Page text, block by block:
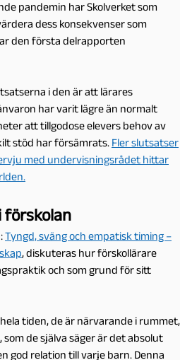
pandemin har Skolverket som
dess konsekvenser som
den första delrapporten
i den är att lärares
har varit lägre än normalt
att tillgodose elevers behov av
stöd har försämrats. Fler slutsatser
med undervisningsrådet hittar
förskolan
Tyngd, sväng och empatisk timing –
, diskuteras hur förskollärare
och som grund för sitt
tiden, de är närvarande i rummet,
de själva säger är det absolut
god relation till varje barn. Denna